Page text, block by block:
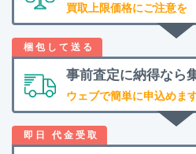
買取上限価格にご注意を
事前査定に納得なら
ウェブで簡単に申込めま